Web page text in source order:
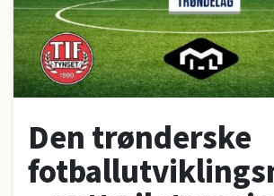
Den trønderske